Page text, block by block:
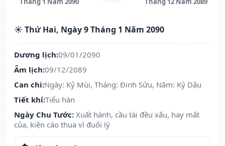
☀️ Thứ Hai, Ngày 9 Tháng 1 Năm 2090
Dương lịch:09/01/2090
Âm lịch:09/12/2089
Can chi:Ngày: Kỷ Mùi, Tháng: Đinh Sửu, Năm: Kỷ Dậu
Tiết khí:Tiểu hàn
Ngày Chu Tước: Xuất hành, cầu tài đều xấu, hay mất
của, kiện cáo thua vì đuối lý